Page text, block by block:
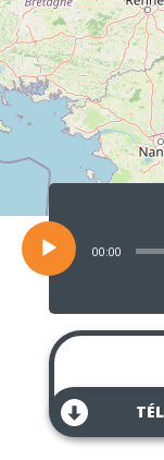
Lecteur
audio
00:00